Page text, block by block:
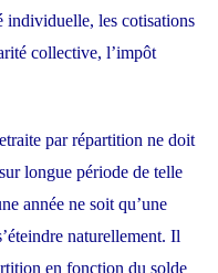
individuelle, les cotisations
collective, l’impôt
par répartition ne doit
longue période de telle
année ne soit qu’une
naturellement. Il
en fonction du solde